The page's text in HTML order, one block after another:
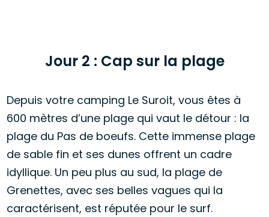
Jour 2 : Cap sur la plage
Depuis votre camping Le Suroit, vous êtes à
600 mètres d’une plage qui vaut le détour : la
plage du Pas de boeufs. Cette immense plage
de sable fin et ses dunes offrent un cadre
idyllique. Un peu plus au sud, la plage de
Grenettes, avec ses belles vagues qui la
caractérisent, est réputée pour le surf.